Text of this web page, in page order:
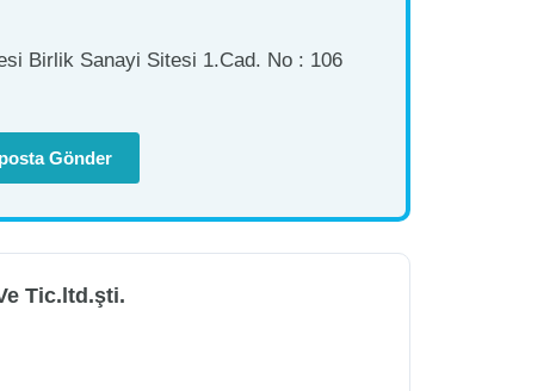
Birlik Sanayi Sitesi 1.Cad. No : 106
Gönder
Tic.ltd.şti.